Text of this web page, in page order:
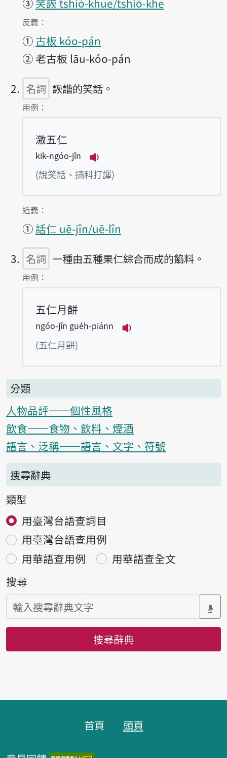
第1項釋義的
反義：
① 古板 kóo-pán
② 老古板 lāu-kóo-pán
名詞 詼諧的笑話。
第2項釋義的
用例：
激五仁
kik-ngóo-jîn
播放例句kik-ngóo-jîn
(說笑話、插科打諢)
第2項釋義的
近義：
① 話仁 uē-jîn/uē-lîn
名詞 一種由五種果仁綜合而成的餡料。
第3項釋義的
用例：
五仁月餅
ngóo-jîn gue̍h-piánn
(五仁月餅)
分類
人物品評——個性風格
飲食——食物、飲料、煙酒
語言、泛稱——語言、文字、符號
搜尋辭典
類型
用臺灣台語查詞目
用臺灣台語查用例
用華語查用例
用華語查全文
搜尋
搜尋辭典
首頁 頭頁